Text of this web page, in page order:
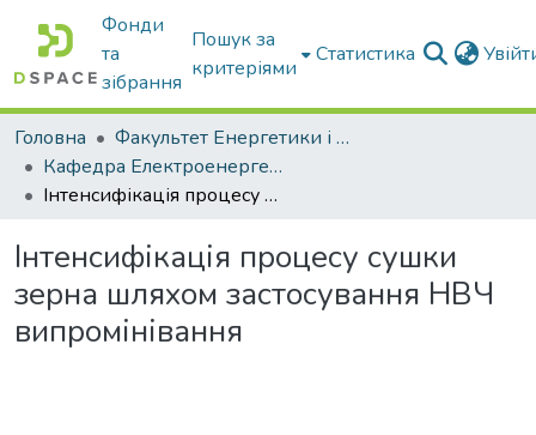
Фонди
та
зібрання
Пошук за
критеріями
Статистика
Головна
Факультет Енергетики і комп'ютерних технологій
Кафедра Електроенергетики і електротехнологій
Інтенсифікація процесу сушки зерна шляхом застосування НВЧ випромінівання
Інтенсифікація процесу сушки
зерна шляхом застосування НВЧ
випромінівання